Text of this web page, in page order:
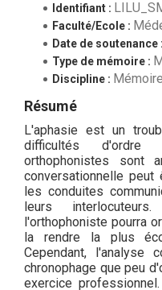
Identifiant :
Faculté/Ecole :
Date de soutenance :
Type de mémoire :
Discipline :
Résumé
L'aphasie est un
difficultés d'ordre
orthophonistes sont
conversationnelle
les conduites
leurs
l'orthophoniste pourra
la rendre la plus
Cependant, l'analyse
chronophage que peu
exercice